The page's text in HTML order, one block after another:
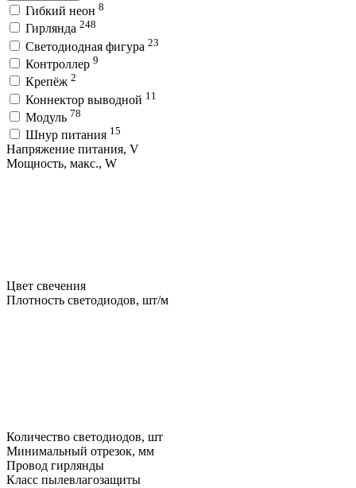
Гибкий неон 8
Гирлянда 248
Светодиодная фигура 23
Контроллер 9
Крепёж 2
Коннектор выводной 11
Модуль 78
Шнур питания 15
Напряжение питания, V
Мощность, макс., W
Цвет свечения
Плотность светодиодов, шт/м
Количество светодиодов, шт
Минимальный отрезок, мм
Провод гирлянды
Класс пылевлагозащиты